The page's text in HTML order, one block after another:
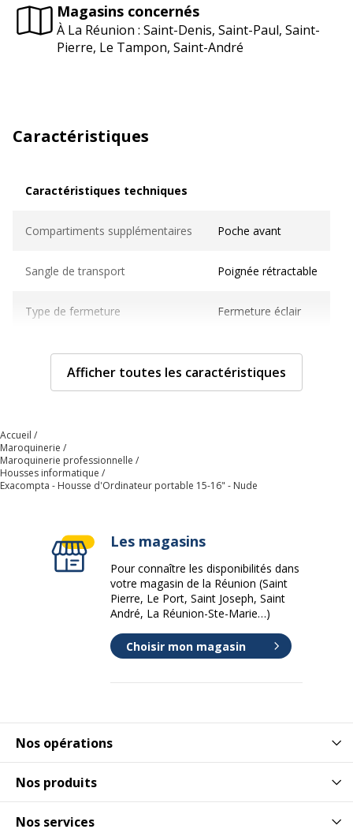
Magasins concernés
À La Réunion : Saint-Denis, Saint-Paul, Saint-
Pierre, Le Tampon, Saint-André
Caractéristiques
Caractéristiques techniques
Compartiments supplémentaires Poche avant
Sangle de transport Poignée rétractable
Type de fermeture Fermeture éclair
Caractéristiques générales
Quantité incluse
Données d'identification
Données d'identification
Exacompta
Référence produit fabricant 17354E
Dimensions et poids
Dimensions et poids
Afficher toutes les caractéristiques
Accueil
Maroquinerie
Maroquinerie professionnelle
Housses informatique
Exacompta - Housse d'Ordinateur portable 15-16" - Nude
Nos opérations
Nos produits
Nos services
Les magasins
Pour connaître les disponibilités dans
votre magasin de la Réunion (Saint
Pierre, Le Port, Saint Joseph, Saint
André, La Réunion-Ste-Marie…)
Choisir mon magasin